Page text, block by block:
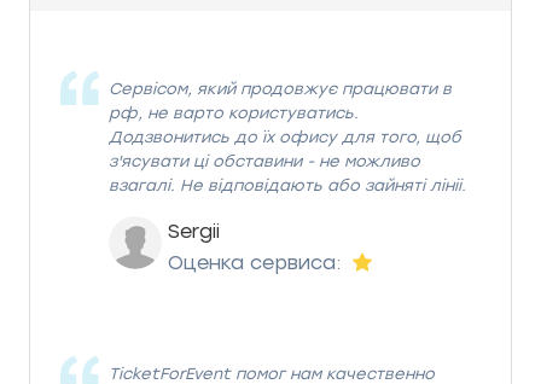
Сервісом, який продовжує працювати в
рф, не варто користуватись.
Додзвонитись до їх офису для того, щоб
з'ясувати ці обставини - не можливо
взагалі. Не відповідають або зайняті лініі.
Sergii
Оценка сервиса:
TicketForEvent помог нам качественно